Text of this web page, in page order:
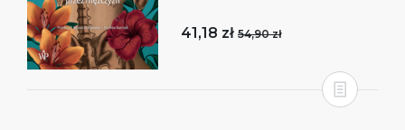
41,18 zł 54,90 zł